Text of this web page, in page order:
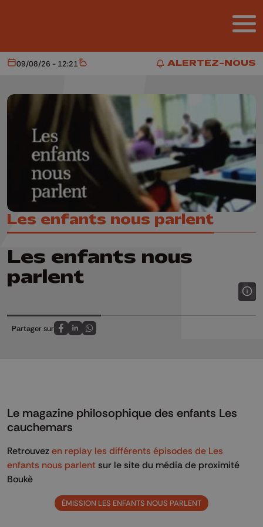
ALERTEZ-NOUS
ALERTEZ-NOUS
Aujourd'hui
09/08/26 - 12:21 Météo
Les enfants nous parlent
Les enfants nous
parlent
Partager sur
Partagez sur FaceBook
Partagez sur LinkedIn
Partagez sur Whatsapp
Le magazine philosophique des enfants Les
cauchemars
Retrouvez en replay les différents épisodes de Les
enfants nous parlent sur le site du média de proximité
Boukè
ÉMISSION LES ENFANTS NOUS PARLENT